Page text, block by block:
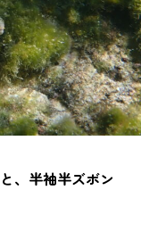
、半袖半ズボン